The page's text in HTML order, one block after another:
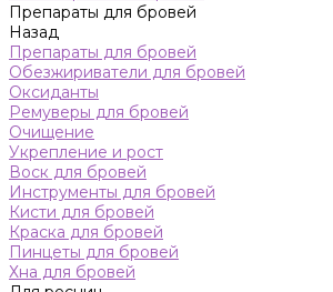
Препараты для бровей
Назад
Препараты для бровей
Обезжириватели для бровей
Оксиданты
Ремуверы для бровей
Очищение
Укрепление и рост
Воск для бровей
Инструменты для бровей
Кисти для бровей
Краска для бровей
Пинцеты для бровей
Хна для бровей